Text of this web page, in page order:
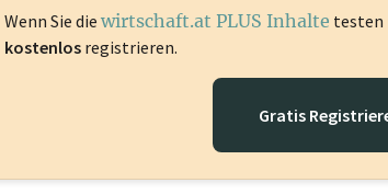
Wenn Sie die wirtschaft.at PLUS Inhalte testen
kostenlos registrieren.
Gratis